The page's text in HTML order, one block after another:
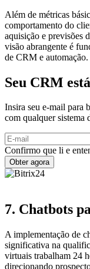
Além de métricas
comportamento do
aquisição e previsões
visão abrangente é
de CRM e automação.
Seu CRM
Insira seu e-mail para
com qualquer sistema
Confirmo que li e
7. Chatbots
A implementação de
significativa na
virtuais trabalham 24
direcionando